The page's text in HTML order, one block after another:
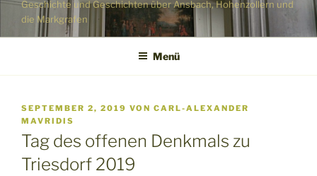
Geschichte und Geschichten über Ansbach, Hohenzollern und
die Markgrafen
Menü
VERÖFFENTLICHT
AM
SEPTEMBER 2, 2019 VON CARL-ALEXANDER
MAVRIDIS
Tag des offenen Denkmals zu
Triesdorf 2019